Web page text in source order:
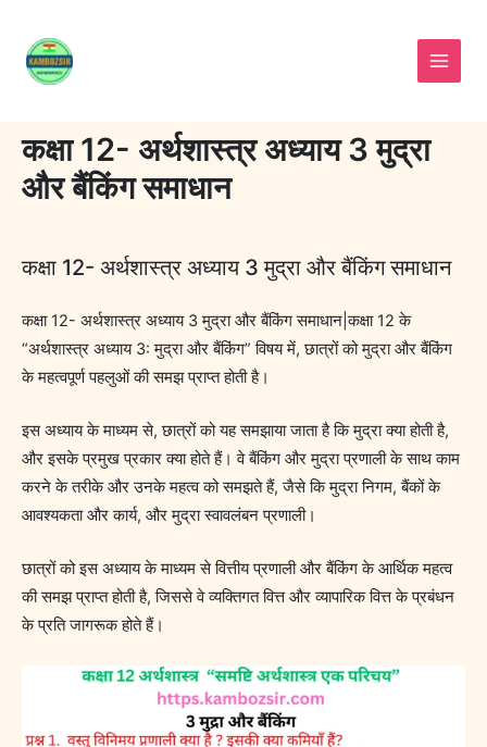
content
कक्षा 12- अर्थशास्त्र अध्याय 3 मुद्रा
और बैंकिंग समाधान
कक्षा 12- अर्थशास्त्र अध्याय 3 मुद्रा और बैंकिंग समाधान
कक्षा 12- अर्थशास्त्र अध्याय 3 मुद्रा और बैंकिंग समाधान|कक्षा 12 के
“अर्थशास्त्र अध्याय 3: मुद्रा और बैंकिंग” विषय में, छात्रों को मुद्रा और बैंकिंग
के महत्वपूर्ण पहलुओं की समझ प्राप्त होती है।
इस अध्याय के माध्यम से, छात्रों को यह समझाया जाता है कि मुद्रा क्या होती है,
और इसके प्रमुख प्रकार क्या होते हैं। वे बैंकिंग और मुद्रा प्रणाली के साथ काम
करने के तरीके और उनके महत्व को समझते हैं, जैसे कि मुद्रा निगम, बैंकों के
आवश्यकता और कार्य, और मुद्रा स्वावलंबन प्रणाली।
छात्रों को इस अध्याय के माध्यम से वित्तीय प्रणाली और बैंकिंग के आर्थिक महत्व
की समझ प्राप्त होती है, जिससे वे व्यक्तिगत वित्त और व्यापारिक वित्त के प्रबंधन
के प्रति जागरूक होते हैं।